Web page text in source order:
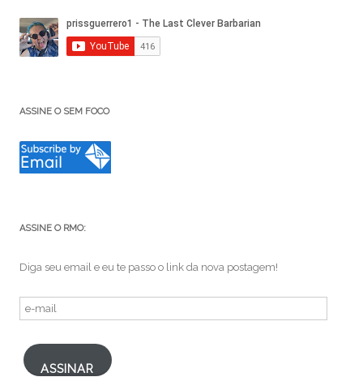
ASSINE O SEM FOCO
ASSINE O RMO:
Diga seu email e eu te passo o link da nova postagem!
e-
mail
ASSINAR